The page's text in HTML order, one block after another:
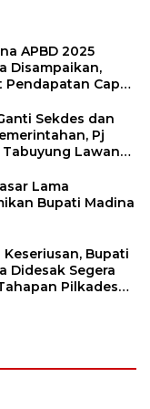
APBD 2025
Disampaikan,
Pendapatan Capai
Sekdes dan
Pj
Tabuyung Lawan
Lama
Bupati Madina
Keseriusan, Bupati
Didesak Segera
Pilkades